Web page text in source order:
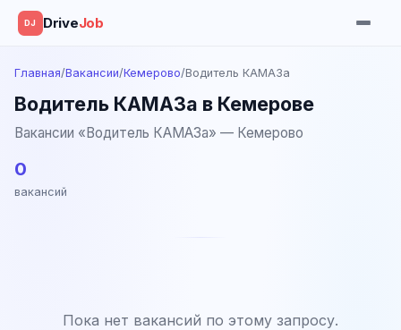
DJ DriveJob
Главная/Вакансии/Кемерово/Водитель КАМАЗа
Водитель КАМАЗа в Кемерове
Вакансии «Водитель КАМАЗа» — Кемерово
0
вакансий
Пока нет вакансий по этому запросу.